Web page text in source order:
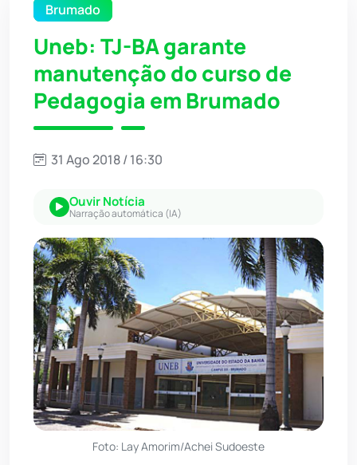
Brumado
Uneb: TJ-BA garante
manutenção do curso de
Pedagogia em Brumado
31 Ago 2018 / 16:30
Ouvir Notícia
Narração automática (IA)
Foto: Lay Amorim/Achei Sudoeste